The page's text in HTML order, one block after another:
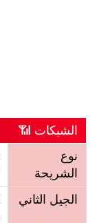
الشبكات 📶
نوع
الشريحة
الجيل الثاني